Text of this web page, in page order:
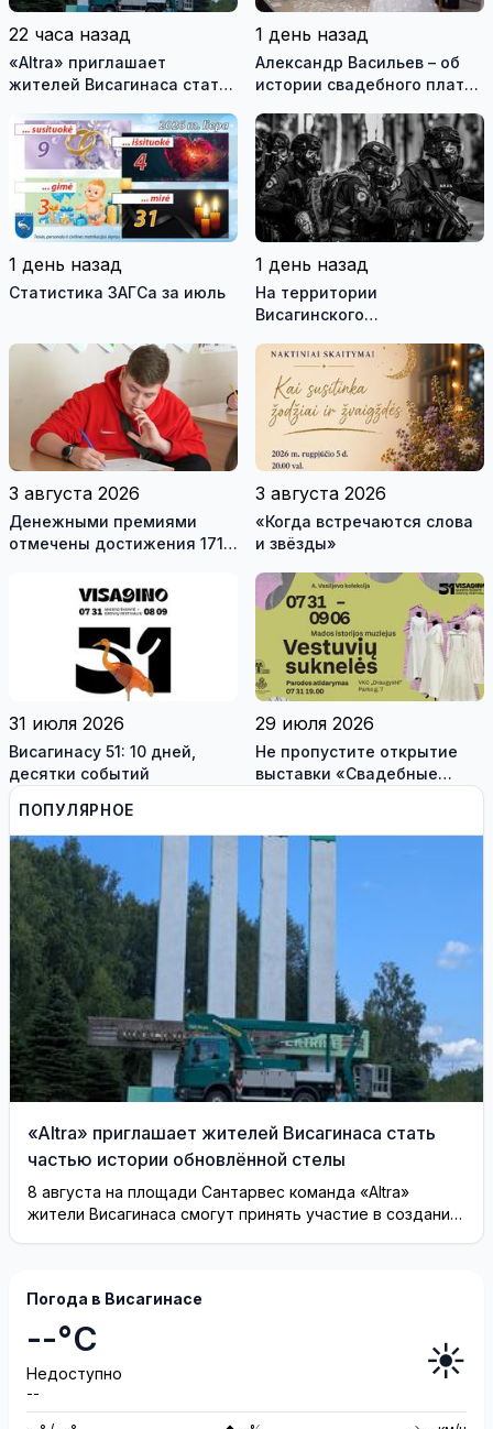
22 часа назад
«Altra» приглашает
жителей Висагинаса стать
обновлённой стелы
1 день назад
Александр Васильев – об
истории свадебного платья
истории моды (видео)
1 день назад
Статистика ЗАГСа за июль
1 день назад
На территории
Висагинского
международные
антитеррористические
учения «Baltic Shadow»
3 августа 2026
Денежными премиями
отмечены достижения 171
трех педагогов
3 августа 2026
«Когда встречаются слова
и звёзды»
31 июля 2026
Висагинасу 51: 10 дней,
десятки событий
29 июля 2026
Не пропустите открытие
выставки «Свадебные
платья» и лекцию историка
Васильева!
ПОПУЛЯРНОЕ
«Altra» приглашает жителей Висагинаса стать
частью истории обновлённой стелы
8 августа на площади Сантарвес команда «Altra»
жители Висагинаса смогут принять участие в создании
Погода в Висагинасе
--°C
Недоступно
--
☀️